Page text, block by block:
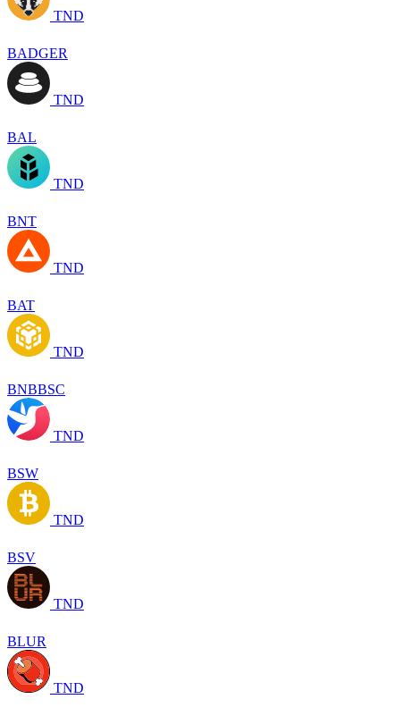
TND
BADGER
TND
BAL
TND
BNT
TND
BAT
TND
BNBBSC
TND
BSW
TND
BSV
TND
BLUR
TND